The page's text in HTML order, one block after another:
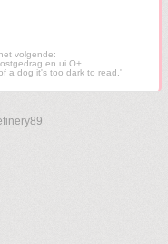
volgende:
en ui O+
a dog it's too dark to read.'